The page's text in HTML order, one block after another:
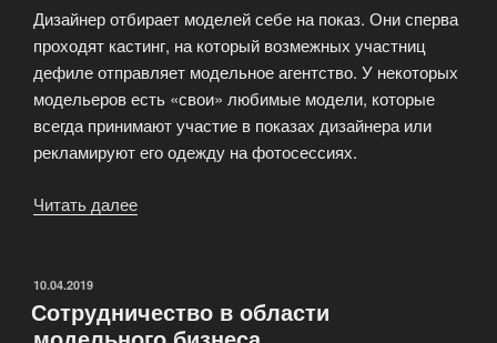
Дизайнер отбирает моделей себе на показ. Они сперва
проходят кастинг, на который возмежных участниц
дефиле отправляет модельное агентство. У некоторых
модельеров есть «свои» любимые модели, которые
всегда принимают участие в показах дизайнера или
рекламируют его одежду на фотосессиях.
Читать далее
ОПУБЛИКОВАНО
10.04.2019
Сотрудничество в области